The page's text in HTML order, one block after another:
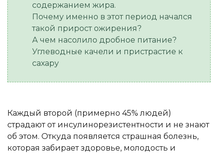
содержанием жира.
Почему именно в этот период начался
такой прирост ожирения?
А чем насолило дробное питание?
Углеводные качели и пристрастие к
сахару
Каждый второй (примерно 45% людей)
страдают от инсулинорезистентности и не знают
об этом. Откуда появляется страшная болезнь,
которая забирает здоровье, молодость и